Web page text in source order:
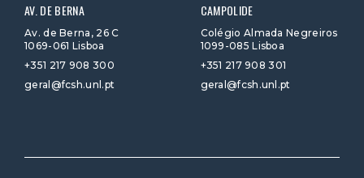
AV. DE BERNA
Av. de Berna, 26 C
1069-061 Lisboa
+351 217 908 300
geral@fcsh.unl.pt
CAMPOLIDE
Colégio Almada Negreiros
1099-085 Lisboa
+351 217 908 301
geral@fcsh.unl.pt